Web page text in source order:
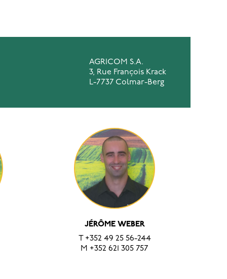
AGRICOM S.A.
3, Rue François Krack
L-7737 Colmar-Berg
JÉRÔME WEBER
T +352 49 25 56-244
M +352 621 305 757